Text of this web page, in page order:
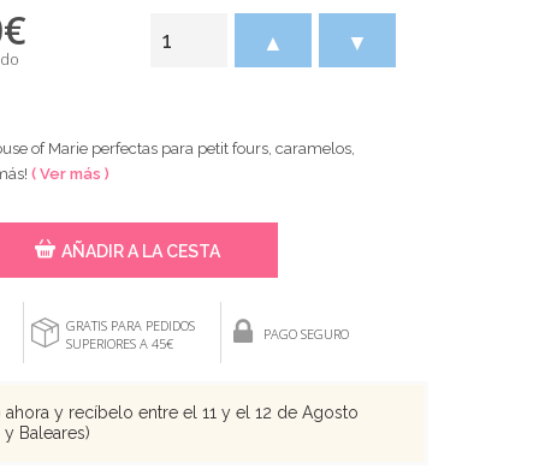
€ ▲ ▼
of Marie perfectas para petit fours, caramelos,
( Ver más )
AÑADIR A LA CESTA
GRATIS PARA PEDIDOS
SUPERIORES A 45€
PAGO SEGURO
ahora y recíbelo entre el 11 y el 12 de Agosto
Baleares)